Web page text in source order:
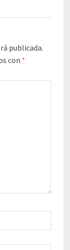
publicada.
con *